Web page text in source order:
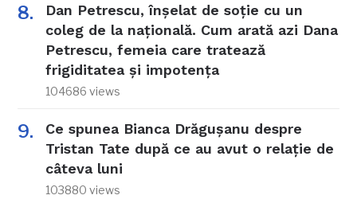
Dan Petrescu, înșelat de soție cu un
coleg de la națională. Cum arată azi Dana
Petrescu, femeia care tratează
frigiditatea și impotența
104686 views
Ce spunea Bianca Drăgușanu despre
Tristan Tate după ce au avut o relație de
câteva luni
103880 views